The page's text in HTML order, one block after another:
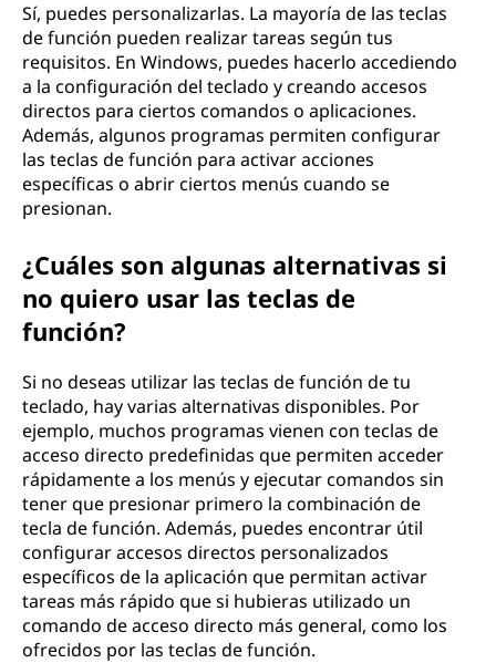
Sí, puedes personalizarlas. La mayoría de las teclas
de función pueden realizar tareas según tus
requisitos. En Windows, puedes hacerlo accediendo
a la configuración del teclado y creando accesos
directos para ciertos comandos o aplicaciones.
Además, algunos programas permiten configurar
las teclas de función para activar acciones
específicas o abrir ciertos menús cuando se
presionan.
¿Cuáles son algunas alternativas si
no quiero usar las teclas de
función?
Si no deseas utilizar las teclas de función de tu
teclado, hay varias alternativas disponibles. Por
ejemplo, muchos programas vienen con teclas de
acceso directo predefinidas que permiten acceder
rápidamente a los menús y ejecutar comandos sin
tener que presionar primero la combinación de
tecla de función. Además, puedes encontrar útil
configurar accesos directos personalizados
específicos de la aplicación que permitan activar
tareas más rápido que si hubieras utilizado un
comando de acceso directo más general, como los
ofrecidos por las teclas de función.